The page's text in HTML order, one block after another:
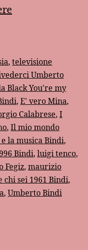
Bindi
, televisione
Umberto
Black You're my
, E' vero Mina,
Calabrese, I
, Il mio mondo
la musica Bindi,
Bindi, luigi tenco,
Fegiz, maurizio
chi sei 1961 Bindi,
, Umberto Bindi